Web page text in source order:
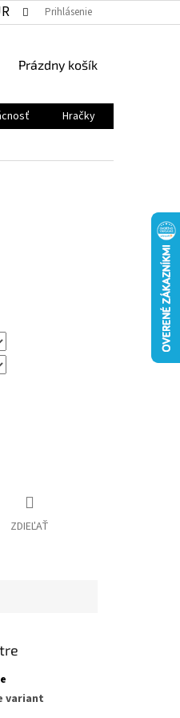
Prihlásenie
NÁKUPNÝ
Prázdny košík
Hračky
ZDIEĽAŤ
variant